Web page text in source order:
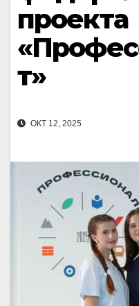
проекта
т»
ОКТ 12, 2025